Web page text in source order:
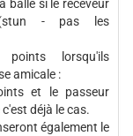
balle si le receveur
- pas les
lorsqu'ils
amicale :
et le passeur
déjà le cas.
également le